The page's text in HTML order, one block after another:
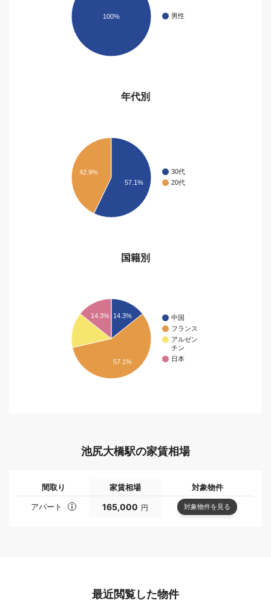
男性
100%
年代別
30代
20代
42.9%
57.1%
国籍別
中国
フランス
アルゼン
チン
日本
14.3%
14.3%
57.1%
池尻大橋駅の家賃相場
間取り 家賃相場
対象物件
アパート
165,000 円 対象物件を見る
最近閲覧した物件